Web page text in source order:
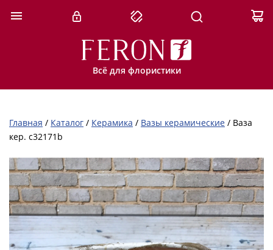
Всё для флористики
Главная / Каталог / Керамика / Вазы керамические / Ваза
кер. c32171b